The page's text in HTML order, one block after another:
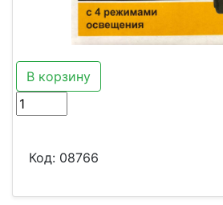
В корзину
Код: 08766